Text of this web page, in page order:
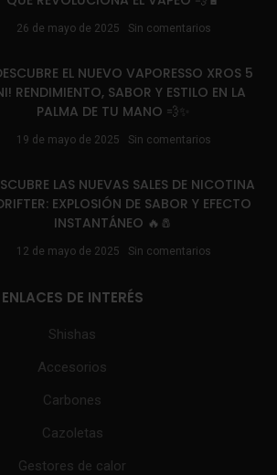
26 de mayo de 2025 Sin comentarios
EL NUEVO VAPORESSO XROS 5
RENDIMIENTO, SABOR Y ESTILO EN LA
PALMA DE TU MANO 💨✨
19 de mayo de 2025 Sin comentarios
LAS NUEVAS SALES DE NICOTINA
EXPLOSIÓN DE SABOR Y EFECTO
INSTANTÁNEO 🔥🧂
12 de mayo de 2025 Sin comentarios
ENLACES DE INTERÉS
Shishas
Accesorios
Carbones
Cazoletas
Gestores de calor